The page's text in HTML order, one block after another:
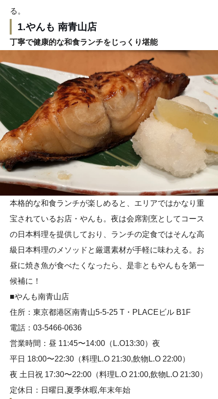
る。
1.やんも 南青山店
丁寧で健康的な和食ランチをじっくり堪能
本格的な和食ランチが楽しめると、エリアではかなり重
宝されているお店・やんも。夜は会席割烹としてコース
の日本料理を提供しており、ランチの定食ではそんな高
級日本料理のメソッドと厳選素材が手軽に味わえる。お
昼に焼き魚が食べたくなったら、是非ともやんもを第一
候補に！
■やんも南青山店
住所：東京都港区南青山5-5-25 T・PLACEビル B1F
電話：03-5466-0636
営業時間：昼 11:45〜14:00（L.O13:30）夜
平日 18:00〜22:30（料理L.O 21:30,飲物L.O 22:00）
夜 土日祝 17:30〜22:00（料理L.O 21:00,飲物L.O 21:30）
定休日：日曜日,夏季休暇,年末年始